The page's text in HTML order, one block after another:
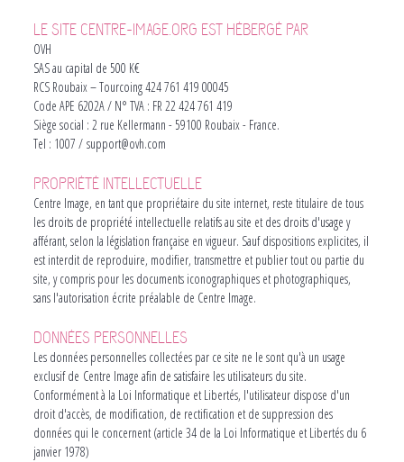
LE SITE CENTRE-IMAGE.ORG EST HÉBERGÉ PAR
OVH
SAS au capital de 500 K€
RCS Roubaix – Tourcoing 424 761 419 00045
Code APE 6202A / N° TVA : FR 22 424 761 419
Siège social : 2 rue Kellermann - 59100 Roubaix - France.
Tel : 1007 / support@ovh.com
PROPRIÉTÉ INTELLECTUELLE
Centre Image, en tant que propriétaire du site internet, reste titulaire de tous
les droits de propriété intellectuelle relatifs au site et des droits d'usage y
afférant, selon la législation française en vigueur. Sauf dispositions explicites, il
est interdit de reproduire, modifier, transmettre et publier tout ou partie du
site, y compris pour les documents iconographiques et photographiques,
sans l'autorisation écrite préalable de Centre Image.
DONNÉES PERSONNELLES
Les données personnelles collectées par ce site ne le sont qu'à un usage
exclusif de Centre Image afin de satisfaire les utilisateurs du site.
Conformément à la Loi Informatique et Libertés, l'utilisateur dispose d'un
droit d'accès, de modification, de rectification et de suppression des
données qui le concernent (article 34 de la Loi Informatique et Libertés du 6
janvier 1978)